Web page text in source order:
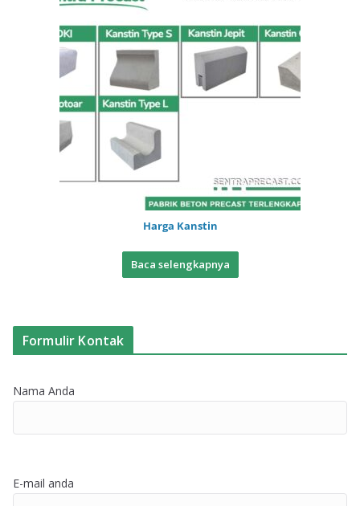
Harga Kanstin
Baca selengkapnya
Formulir Kontak
Nama Anda
E-mail anda